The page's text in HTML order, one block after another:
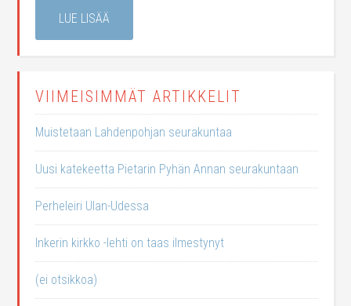
LUE LISÄÄ
VIIMEISIMMÄT ARTIKKELIT
Muistetaan Lahdenpohjan seurakuntaa
Uusi katekeetta Pietarin Pyhän Annan seurakuntaan
Perheleiri Ulan-Udessa
Inkerin kirkko -lehti on taas ilmestynyt
(ei otsikkoa)